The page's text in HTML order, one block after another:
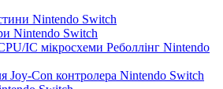
Nintendo Switch
Nintendo Switch
IC мікросхеми Реболлінг Nintendo
Joy-Con контролера Nintendo Switch